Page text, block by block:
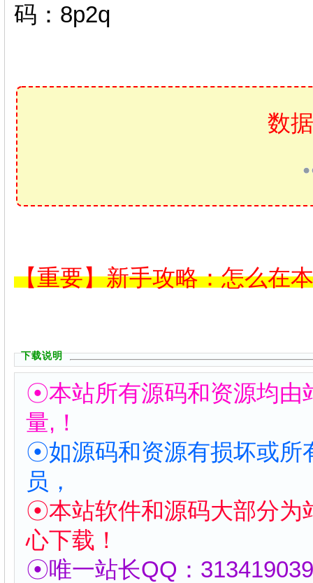
码：8p2q
数
【重要】新手攻略：怎么在
下载说明
☉本站所有源码和资源均由
量,！
☉如源码和资源有损坏或所
员，
☉本站软件和源码大部分为
心下载！
☉唯一站长QQ：